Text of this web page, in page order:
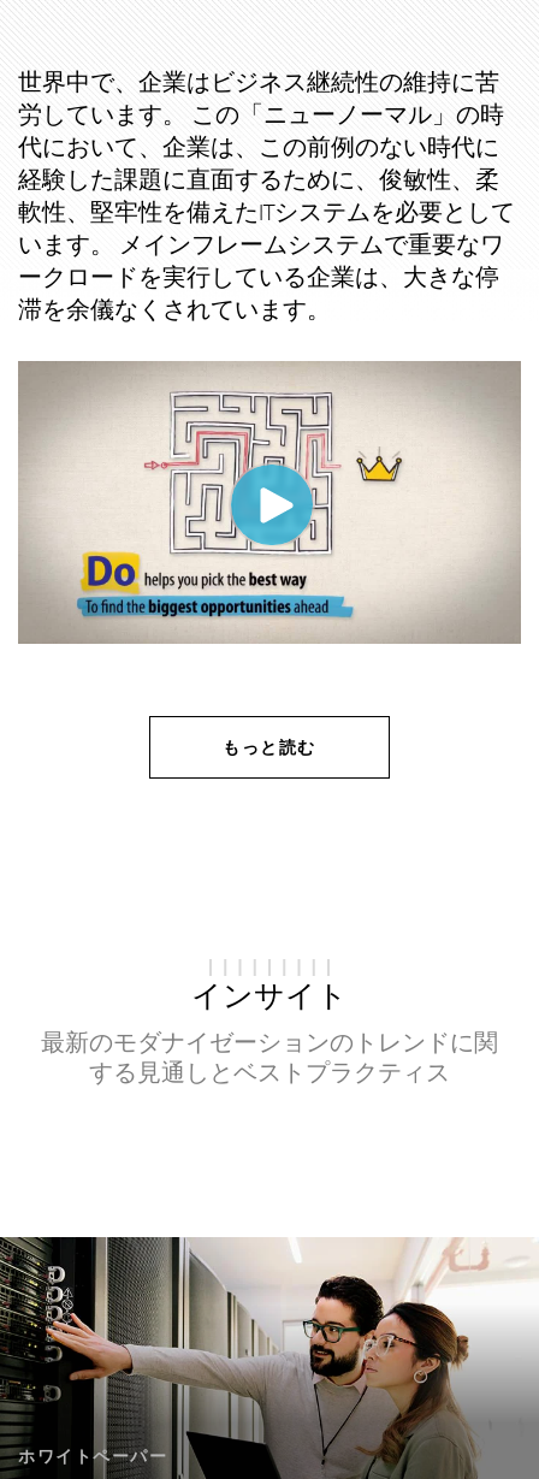
世界中で、企業はビジネス継続性の維持に苦
労しています。 この「ニューノーマル」の時
代において、企業は、この前例のない時代に
経験した課題に直面するために、俊敏性、柔
軟性、堅牢性を備えたITシステムを必要として
います。 メインフレームシステムで重要なワ
ークロードを実行している企業は、大きな停
滞を余儀なくされています。
もっと読む
インサイト
最新のモダナイゼーションのトレンドに関
する見通しとベストプラクティス
ホワイトペーパー